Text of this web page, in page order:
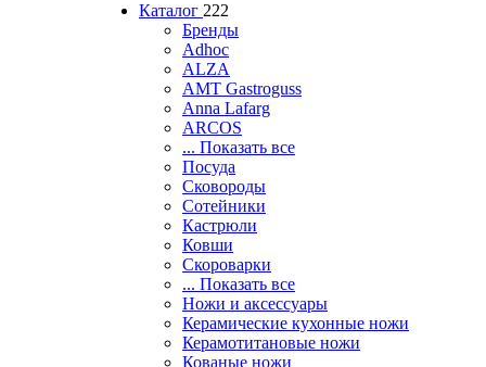
Каталог 222
Бренды
Adhoc
ALZA
AMT Gastroguss
Anna Lafarg
ARCOS
... Показать все
Посуда
Сковороды
Сотейники
Кастрюли
Ковши
Скороварки
... Показать все
Ножи и аксессуары
Керамические кухонные ножи
Керамотитановые ножи
Кованые ножи